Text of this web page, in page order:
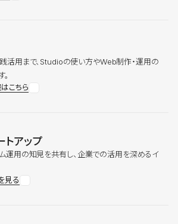
活用まで、Studioの使い方やWeb制作・運用の
こちら
トアップ
運用の知見を共有し、企業での活用を深めるイ
見る